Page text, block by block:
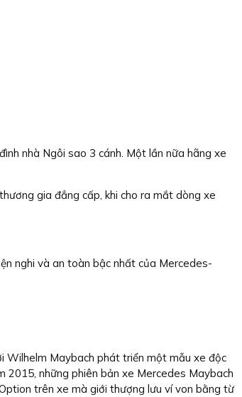
nhà Ngôi sao 3 cánh. Một lần nữa hãng xe
gia đẳng cấp, khi cho ra mắt dòng xe
nghi và an toàn bậc nhất của Mercedes-
Wilhelm Maybach phát triển một mẫu xe độc
2015, những phiên bản xe Mercedes Maybach
trên xe mà giới thượng lưu ví von bằng từ